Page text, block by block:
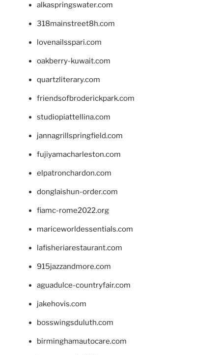
alkaspringswater.com
318mainstreet8h.com
lovenailsspari.com
oakberry-kuwait.com
quartzliterary.com
friendsofbroderickpark.com
studiopiattellina.com
jannagrillspringfield.com
fujiyamacharleston.com
elpatronchardon.com
donglaishun-order.com
fiamc-rome2022.org
mariceworldessentials.com
lafisheriarestaurant.com
915jazzandmore.com
aguadulce-countryfair.com
jakehovis.com
bosswingsduluth.com
birminghamautocare.com